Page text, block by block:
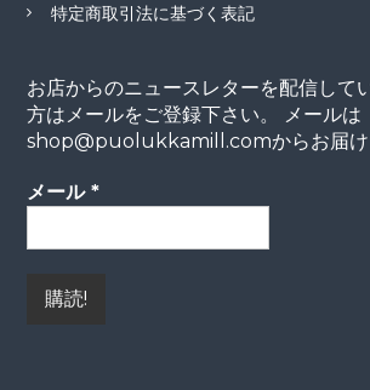
特定商取引法に基づく表記
お店からのニュースレターを配信して
方はメールをご登録下さい。 メールは
shop@puolukkamill.comからお届け
メール *